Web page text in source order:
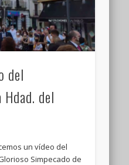
del
Hdad. del
un vídeo del
Simpecado de